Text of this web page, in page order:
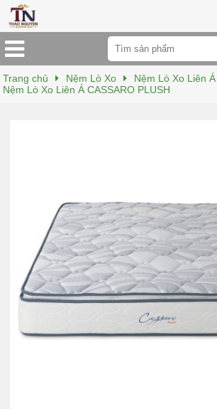
Trang chủ Nệm Lò Xo
Nệm Lò Xo Liên Á
Nệm Lò Xo Liên Á CASSARO PLUSH